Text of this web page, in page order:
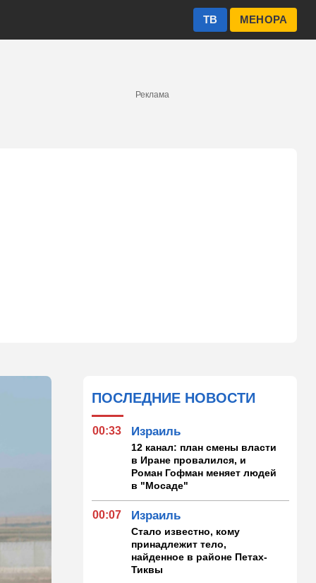
МЕНОРА
ТВ
Реклама
ПОСЛЕДНИЕ НОВОСТИ
00:33 Израиль
12 канал: план смены власти
в Иране провалился, и
Роман Гофман меняет людей
в "Мосаде"
00:07 Израиль
Стало известно, кому
принадлежит тело,
найденное в районе Петах-
Тиквы